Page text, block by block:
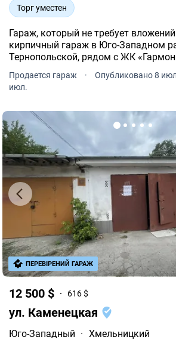
Торг уместен
Гараж, который не требует вложений В продаже
кирпичный гараж в Юго-Западном
Тернопольской, рядом с ЖК
Продается гараж · Опубликовано 8
июл.
12 500 $ 616 $
ул. Каменецкая
Юго-Западный · Хмельницкий
ПЕРЕВІРЕНИЙ ГАРАЖ